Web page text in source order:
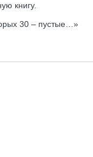
книгу.
30 – пустые…»